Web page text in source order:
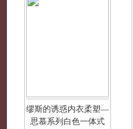
缪斯的诱惑内衣柔塑—
思慕系列白色一体式